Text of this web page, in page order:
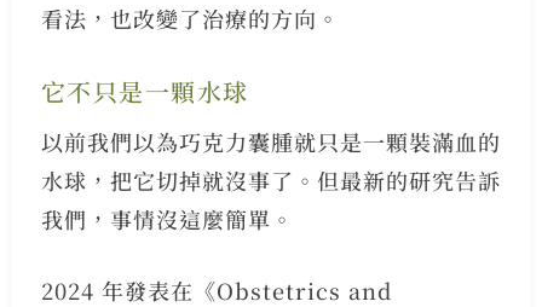
看法，也改變了治療的方向。
它不只是一顆水球
以前我們以為巧克力囊腫就只是一顆裝滿血的
水球，把它切掉就沒事了。但最新的研究告訴
我們，事情沒這麼簡單。
2024 年發表在《Obstetrics and